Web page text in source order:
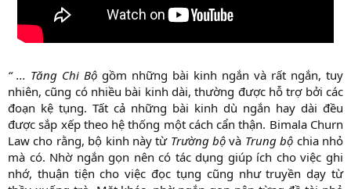
“ ... Tăng Chi Bộ gồm những bài kinh ngắn và rất ngắn, tuy
nhiên, cũng có nhiều bài kinh dài, thường được hỗ trợ bởi các
đoạn kệ tụng. Tất cả những bài kinh dù ngắn hay dài đều
được sắp xếp theo hệ thống một cách cẩn thận. Bimala Churn
Law cho rằng, bộ kinh này từ Trường bộ và Trung bộ chia nhỏ
mà có. Nhờ ngắn gọn nên có tác dụng giúp ích cho việc ghi
nhớ, thuận tiện cho việc đọc tụng cũng như truyền dạy từ